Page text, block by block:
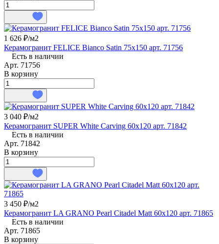
1 626 ₽/м2
Керамогранит FELICE Bianco Satin 75x150 арт. 71756
Есть в наличии
Арт. 71756
В корзину
3 040 ₽/м2
Керамогранит SUPER White Carving 60x120 арт. 71842
Есть в наличии
Арт. 71842
В корзину
3 450 ₽/м2
Керамогранит LA GRANO Pearl Citadel Matt 60x120 арт. 71865
Есть в наличии
Арт. 71865
В корзину